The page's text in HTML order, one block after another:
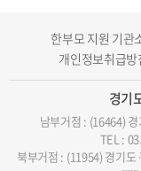
한부모 지원 기관
개인정보취급방
경기
남부거점 : (16464)
TEL :
북부거점 : (11954) 경기